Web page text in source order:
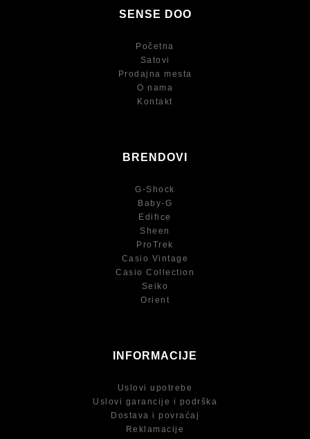
SENSE DOO
Početna
Satovi
Prodajna mesta
O nama
Kontakt
BRENDOVI
G-Shock
Baby-G
Edifice
Sheen
ProTrek
Casio Vintage
Casio Collection
Seiko
Orient
INFORMACIJE
Uslovi upotrebe
Uslovi garancije i podrška
Dostava i povraćaj
Reklamacije